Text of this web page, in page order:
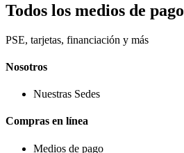
Todos los medios de pago
PSE, tarjetas, financiación y más
Nosotros
Nuestras Sedes
Compras en línea
Medios de pago